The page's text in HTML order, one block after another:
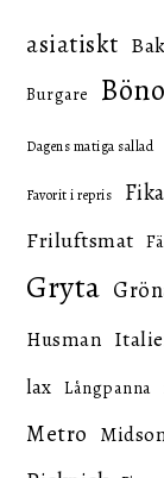
asiatiskt
Burgare
Dagens matiga sallad
Favorit i repris Fika
Friluftsmat
Gryta
Husman
lax Långpanna
Metro